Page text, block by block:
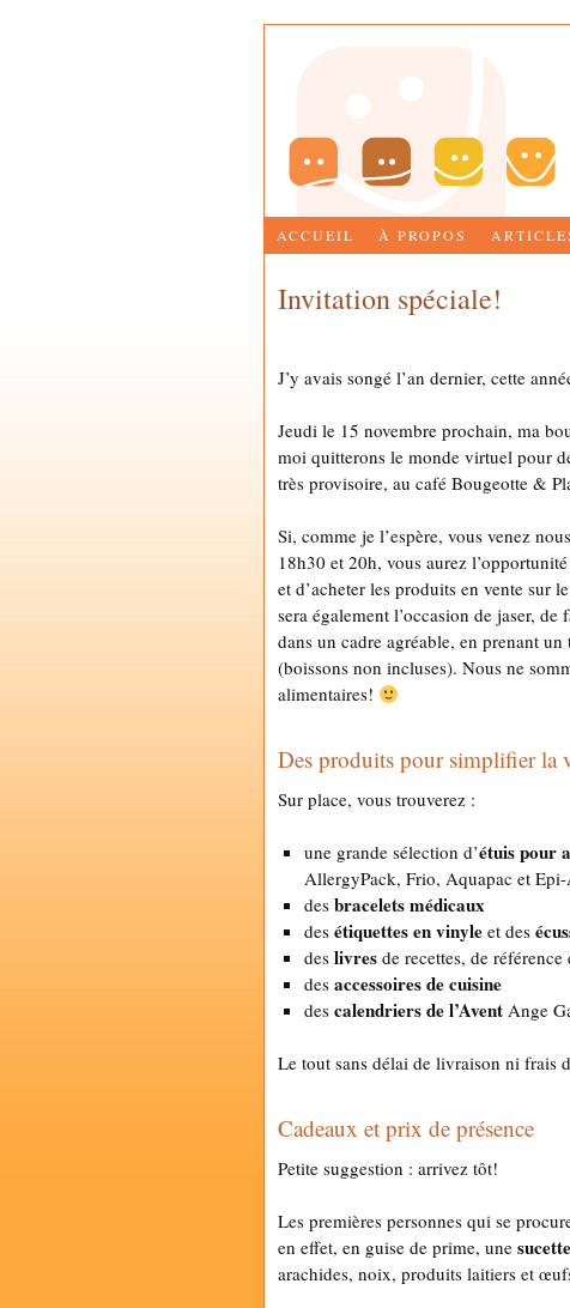
ACCUEIL À PROPOS
Invitation spéciale!
J’y avais songé l’an dernier, cette
Jeudi le 15 novembre prochain, ma
moi quitterons le monde virtuel pour
très provisoire, au café Bougeotte &
Si, comme je l’espère, vous venez
18h30 et 20h, vous aurez
et d’acheter les produits en vente sur
sera également l’occasion de jaser,
dans un cadre agréable, en prenant
(boissons non incluses). Nous ne
alimentaires!
Des produits pour simplifier la
Sur place, vous trouverez :
une grande sélection d’étuis pour
AllergyPack, Frio, Aquapac et
des bracelets médicaux
des étiquettes en vinyle et des
des livres de recettes, de
des accessoires de cuisine
des calendriers de l’Avent Ange
Le tout sans délai de livraison ni frais
Cadeaux et prix de présence
Petite suggestion : arrivez tôt!
Les premières personnes qui se
en effet, en guise de prime, une
arachides, noix, produits laitiers et